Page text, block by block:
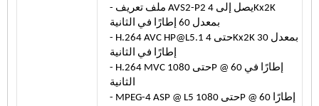
- ملف تعريف AVS2-P2 يصل إلى 4Kx2K
بمعدل 60 إطارًا في الثانية
- H.264 AVC HP@L5.1 حتى 4Kx2K بمعدل 30
إطارًا في الثانية
- H.264 MVC حتى 1080P @ 60 إطارًا في
الثانية
- MPEG-4 ASP @ L5 حتى 1080P @ 60 إطارًا